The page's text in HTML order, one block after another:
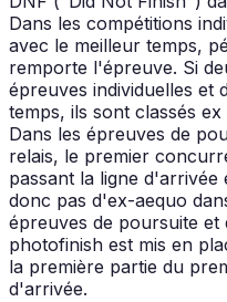
Dans les compétitions
avec le meilleur temps,
remporte l'épreuve. Si
épreuves individuelles et
temps, ils sont classés
Dans les épreuves de
relais, le premier
passant la ligne
donc pas d'ex-aequo
épreuves de poursuite et
photofinish est mis en
la première partie du
d'arrivée.